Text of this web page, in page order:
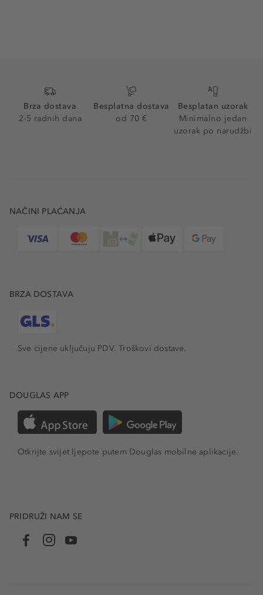
Brza dostava
2-5 radnih dana
Besplatna dostava
od 70 €
Besplatan uzorak
Minimalno jedan
uzorak po narudžbi
NAČINI PLAĆANJA
BRZA DOSTAVA
Sve cijene uključuju PDV.Troškovi dostave.
DOUGLAS APP
Otkrijte svijet ljepote putem Douglas mobilne aplikacije.
PRIDRUŽI NAM SE